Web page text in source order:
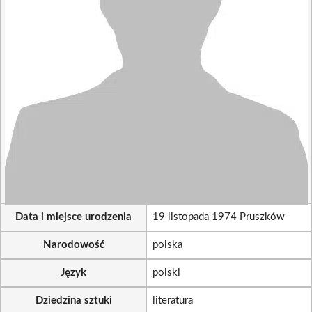
Data i miejsce urodzenia 19 listopada 1974 Pruszków
Narodowość polska
Język polski
Dziedzina sztuki literatura